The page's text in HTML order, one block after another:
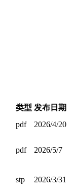
类型 发布日期
pdf 2026/4/20
pdf 2026/5/7
stp 2026/3/31